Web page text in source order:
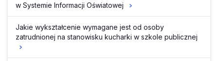
w Systemie Informacji Oświatowej
Jakie wykształcenie wymagane jest od osoby
zatrudnionej na stanowisku kucharki w szkole publicznej